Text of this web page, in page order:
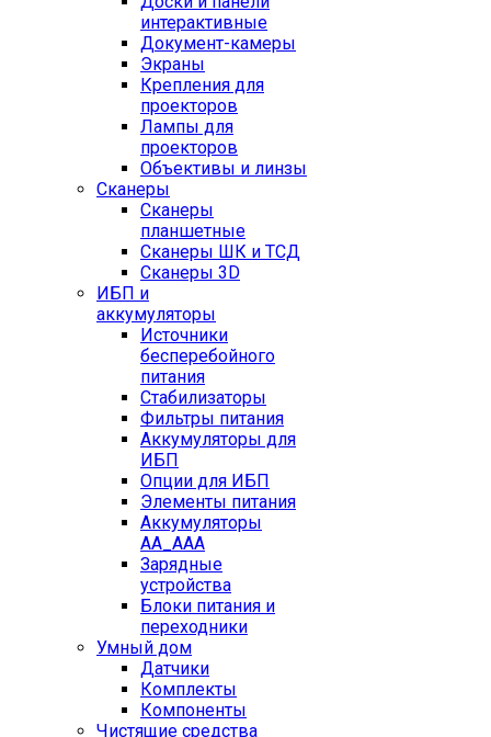
интерактивные
Документ-камеры
Экраны
Крепления для
проекторов
Лампы для
проекторов
Объективы и линзы
Сканеры
Сканеры
планшетные
Сканеры ШК и ТСД
Сканеры 3D
ИБП и
аккумуляторы
Источники
бесперебойного
питания
Стабилизаторы
Фильтры питания
Аккумуляторы для
ИБП
Опции для ИБП
Элементы питания
Аккумуляторы
AA_AAA
Зарядные
устройства
Блоки питания и
переходники
Умный дом
Датчики
Комплекты
Компоненты
Чистящие средства